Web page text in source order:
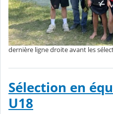
dernière ligne droite avant les
Sélection en
U18